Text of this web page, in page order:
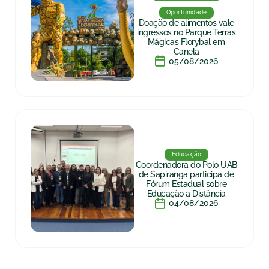
Oportunidade
Doação de alimentos vale
ingressos no Parque Terras
Mágicas Florybal em
Canela
05/08/2026
Educação
Coordenadora do Polo UAB
de Sapiranga participa de
Fórum Estadual sobre
Educação a Distância
04/08/2026